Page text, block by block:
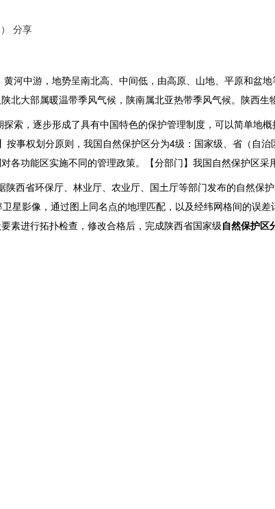
分享
河中游，地势呈南北高、中间低，由高原、山地、平原和盆
北大部属暖温带季风气候，陕南属北亚热带季风气候。陕西生
索，逐步形成了具有中国特色的保护管理制度，可以简单地
按事权划分原则，我国自然保护区分为4级：国家级、省（自
各功能区实施不同的管理政策。【分部门】我国自然保护区采
西省环保厅、林业厅、农业厅、国土厅等部门发布的自然
卫星影像，通过图上同名点的地理匹配，以及经纬网格间的误差
素进行拓扑检查，修改合格后，完成陕西省国家级自然保护区